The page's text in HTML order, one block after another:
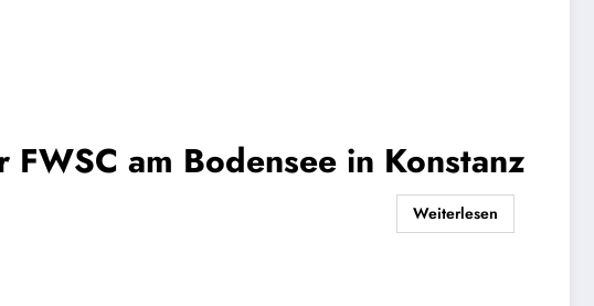
am Bodensee in Konstanz
Weiterlesen